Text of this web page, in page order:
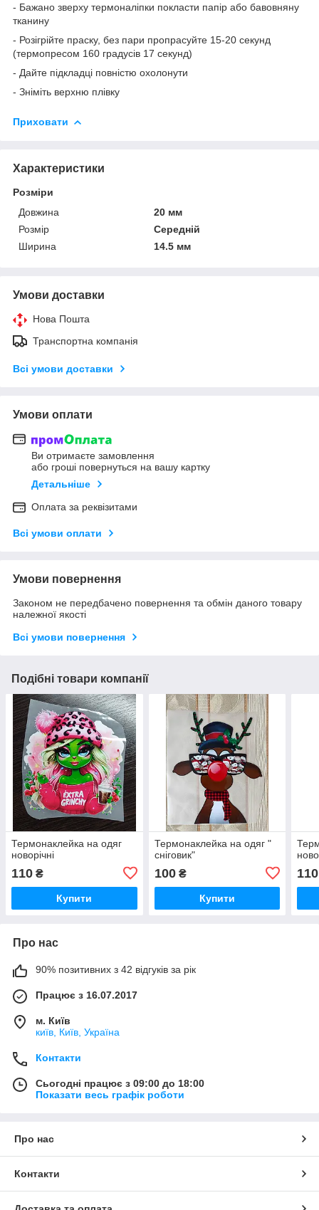
- Бажано зверху термоналіпки покласти папір або бавовняну
тканину
- Розігрійте праску, без пари пропрасуйте 15-20 секунд
(термопресом 160 градусів 17 секунд)
- Дайте підкладці повністю охолонути
- Зніміть верхню плівку
Приховати
Характеристики
Розміри
Довжина
20 мм
Розмір
Середній
Ширина
14.5 мм
Умови доставки
Нова Пошта
Транспортна компанія
Всі умови доставки
Умови оплати
Ви отримаєте замовлення
або гроші повернуться на вашу картку
Детальніше
Оплата за реквізитами
Всі умови оплати
Умови повернення
Законом не передбачено повернення та обмін даного товару
належної якості
Всі умови повернення
Подібні товари компанії
Термонаклейка на одяг
новорічні
110 ₴
Купити
Термонаклейка на одяг "
сніговик"
100₴
Купити
110
Про нас
90% позитивних з 42 відгуків за рік
Працює з 16.07.2017
м. Київ
київ, Київ, Україна
Контакти
Сьогодні працює з 09:00 до 18:00
Показати весь графік роботи
Про нас
Контакти